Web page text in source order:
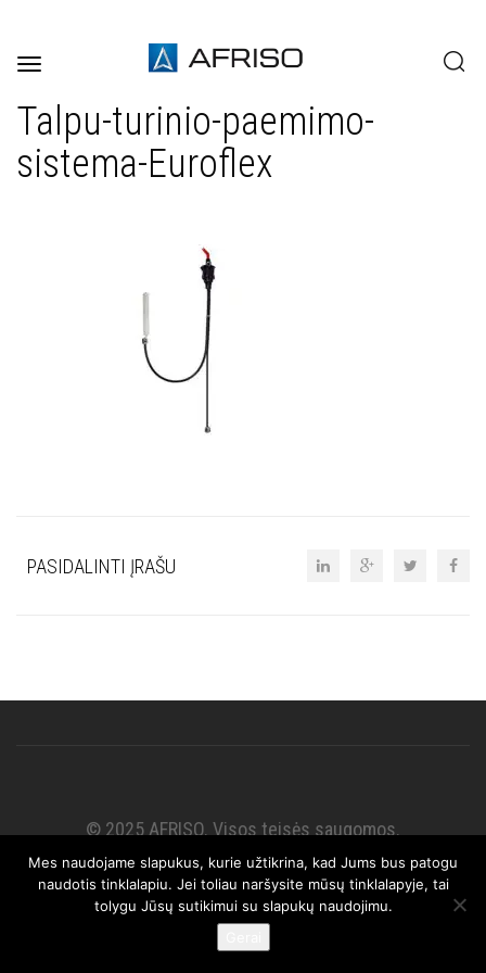
Toggle
Talpu-turinio-paemimo-
sistema-Euroflex
PASIDALINTI ĮRAŠU
© 2025 AFRISO. Visos teisės saugomos.
Mes naudojame slapukus, kurie užtikrina, kad Jums bus patogu
naudotis tinklalapiu. Jei toliau naršysite mūsų tinklalapyje, tai
tolygu Jūsų sutikimui su slapukų naudojimu.